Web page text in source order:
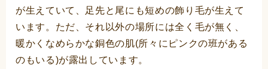
が生えていて、足先と尾にも短めの飾り毛が生えて
います。ただ、それ以外の場所には全く毛が無く、
暖かくなめらかな銅色の肌(所々にピンクの班がある
のもいる)が露出しています。